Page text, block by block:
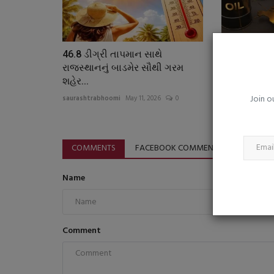
Join
46.8 ડીગ્રી તાપમાન સાથે
રાજસ્થાનનું બાડમેર સૌથી ગરમ
શહેર...
saurashtrabhoomi May 11, 2026 0
ભાવમાં ૧૦
COMMENTS FACEBOOK COMMENTS
Name
Comment
લાંબા સમય સુધી એક જ જગ્યાએ
છો? ‘સિટિંગ ડિસીઝ’...
saurashtrabhoomi Aug 4, 2026
ઓફિસ, વર્ક ફ્રોમ હોમ અને ડિજિટલ જીવનશૈલી વચ્ચે
સક્રિય રાખવું કેમ જરૂરી છે?